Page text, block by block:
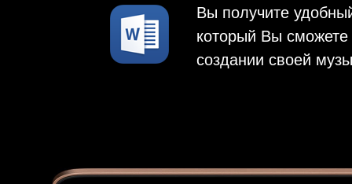
Вы получите
который Вы сможете
создании своей